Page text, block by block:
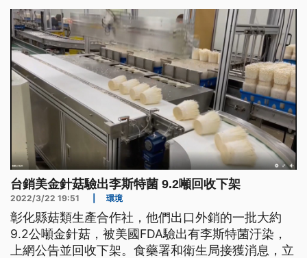
台銷美金針菇驗出李斯特菌 9.2噸回收下架
2022/3/22 19:51 環境
彰化縣菇類生產合作社，他們出口外銷的一批大約
9.2公噸金針菇，被美國FDA驗出有李斯特菌汙染，
上網公告並回收下架。食藥署和衛生局接獲消息，立